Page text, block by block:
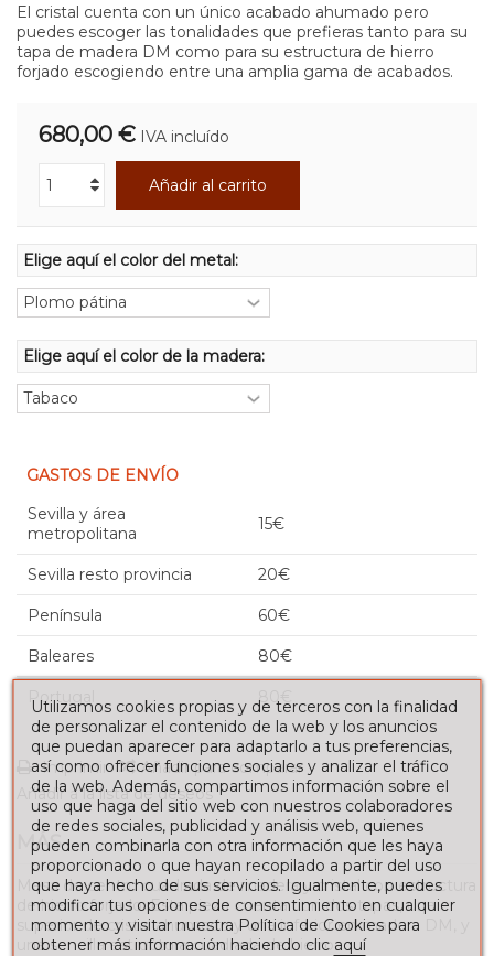
El cristal cuenta con un único acabado ahumado pero
puedes escoger las tonalidades que prefieras tanto para su
tapa de madera DM como para su estructura de hierro
forjado escogiendo entre una amplia gama de acabados.
680,00 € IVA incluído
Añadir al carrito
Elige aquí el color del metal:
Elige aquí el color de la madera:
GASTOS DE ENVÍO
Sevilla y área
metropolitana
15€
Sevilla resto provincia 20€
Península 60€
Baleares 80€
Portugal 80€
Imprimir
Añadir para comparar
Añadir a la lista de deseos
MÁS
Mesa de centro cuadrada de madera y cristal con estructura
de hierro forjado. Esta pieza cuenta con dos tapas, una
superior de cristal ahumado y una inferior en madera DM, y
una sencilla estructura cuadrada de hierro.
Utilizamos cookies propias y de terceros con la finalidad
de personalizar el contenido de la web y los anuncios
que puedan aparecer para adaptarlo a tus preferencias,
así como ofrecer funciones sociales y analizar el tráfico
de la web. Además, compartimos información sobre el
uso que haga del sitio web con nuestros colaboradores
de redes sociales, publicidad y análisis web, quienes
pueden combinarla con otra información que les haya
proporcionado o que hayan recopilado a partir del uso
que haya hecho de sus servicios. Igualmente, puedes
modificar tus opciones de consentimiento en cualquier
momento y visitar nuestra Política de Cookies para
obtener más información haciendo clic aquí